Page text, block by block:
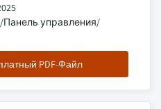
Панель управления/
PDF-Файл